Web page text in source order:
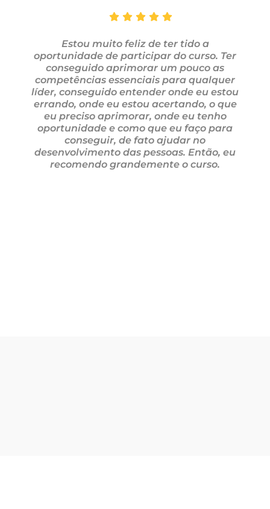
Estou muito feliz de ter tido a
oportunidade de participar do curso. Ter
conseguido aprimorar um pouco as
competências essenciais para qualquer
líder, conseguido entender onde eu estou
errando, onde eu estou acertando, o que
eu preciso aprimorar, onde eu tenho
oportunidade e como que eu faço para
conseguir, de fato ajudar no
desenvolvimento das pessoas. Então, eu
recomendo grandemente o curso.